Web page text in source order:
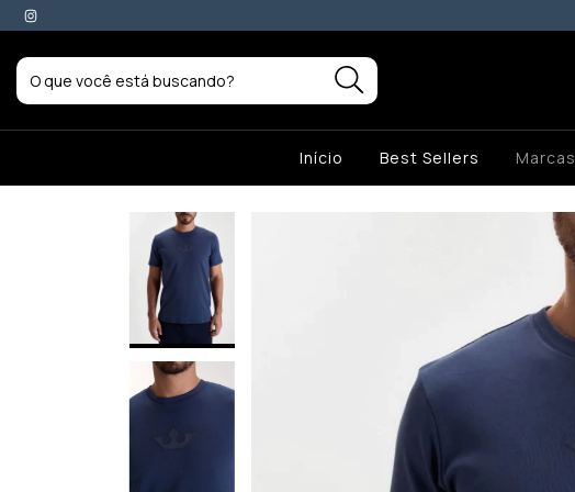
- CUPOM: BEMVINDO10
Início Best Sellers Marcas